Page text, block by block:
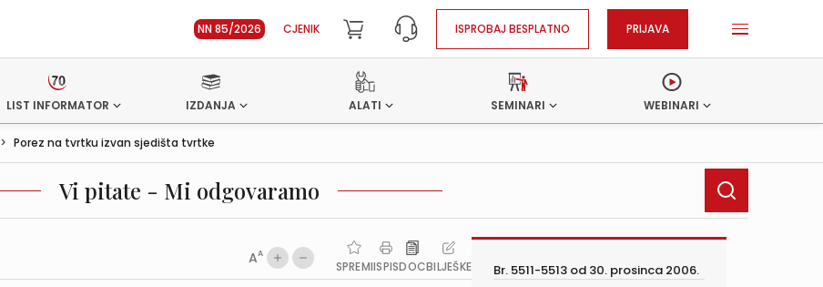
NN 85/2026 CJENIK ISPROBAJ BESPLATNO PRIJAVA
LIST INFORMATOR IZDANJA ALATI SEMINARI WEBINARI
> Porez na tvrtku izvan sjedišta tvrtke
Vi pitate - Mi odgovaramo
AA
SPREMIISPISDOCBILJEŠKE Br. 5511-5513 od 30. prosinca 2006.